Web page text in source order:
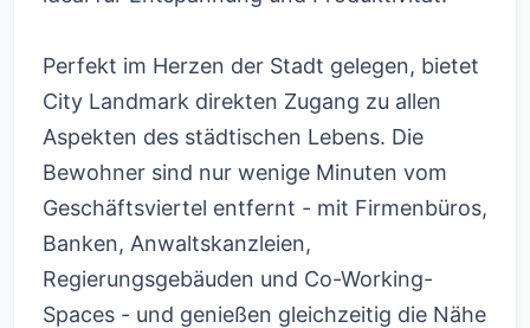
Perfekt im Herzen der Stadt gelegen, bietet
City Landmark direkten Zugang zu allen
Aspekten des städtischen Lebens. Die
Bewohner sind nur wenige Minuten vom
Geschäftsviertel entfernt - mit Firmenbüros,
Banken, Anwaltskanzleien,
Regierungsgebäuden und Co-Working-
Spaces - und genießen gleichzeitig die Nähe